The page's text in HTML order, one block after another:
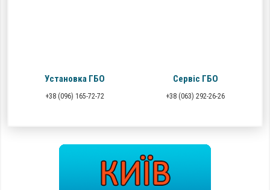
Установка ГБО
+38 (096) 165-72-72
Сервіс ГБО
+38 (063) 292-26-26